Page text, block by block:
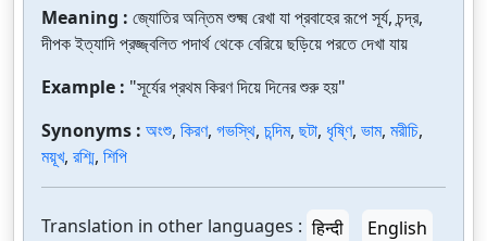
Meaning : জ্যোতির অন্তিম শুক্ষ্ম রেখা যা প্রবাহের রূপে সূর্য, চন্দ্র,
দীপক ইত্যাদি প্রজ্জ্বলিত পদার্থ থেকে বেরিয়ে ছড়িয়ে পরতে দেখা যায়
Example : "সূর্যের প্রথম কিরণ দিয়ে দিনের শুরু হয়"
Synonyms : অংশু, কিরণ, গভস্থি, চন্দিম, ছটা, ধৃষ্ণি, ভাম, মরীচি,
ময়ূখ, রশ্মি, শিপি
Translation in other languages : हिन्दी English